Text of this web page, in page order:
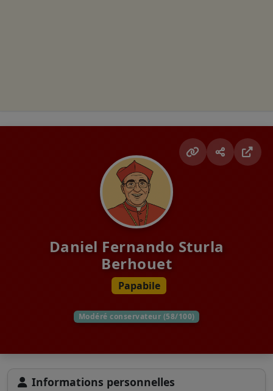
Daniel Fernando Sturla
Berhouet
Papabile
Modéré conservateur (58/100)
Informations personnelles